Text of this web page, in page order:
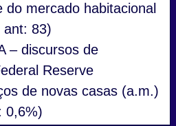
do mercado habitacional
ant: 83)
– discursos de
Reserve
de novas casas (a.m.)
0,6%)